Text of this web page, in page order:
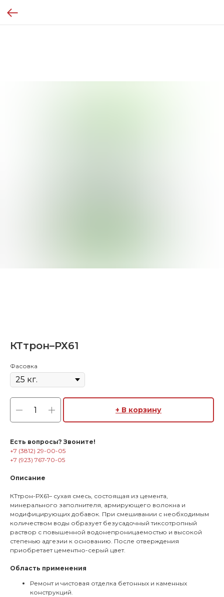
КТтрон–РХ61
Фасовка
+ В корзину
Есть вопросы? Звоните!
+7 (3812) 29-00-05
+7 (923) 767-70-05
Описание
КТтрон-РХ61– сухая смесь, состоящая из цемента,
минерального заполнителя, армирующего волокна и
модифицирующих добавок. При смешивании с необходимым
количеством воды образует безусадочный тиксотропный
раствор с повышенной водонепроницаемостью и высокой
степенью адгезии к основанию. После отверждения
приобретает цементно-серый цвет.
Область применения
Ремонт и чистовая отделка бетонных и каменных
конструкций.